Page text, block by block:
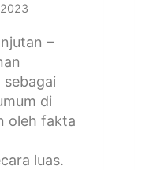
–
di
oleh fakta
luas.